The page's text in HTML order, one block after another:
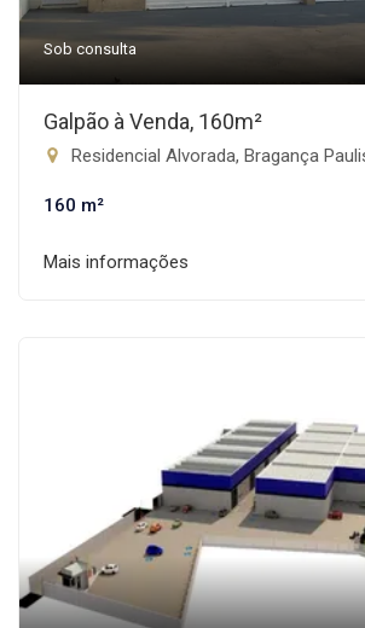
Sob consulta
Galpão à Venda, 160m²
Residencial Alvorada, Bragança
160 m²
Mais informações